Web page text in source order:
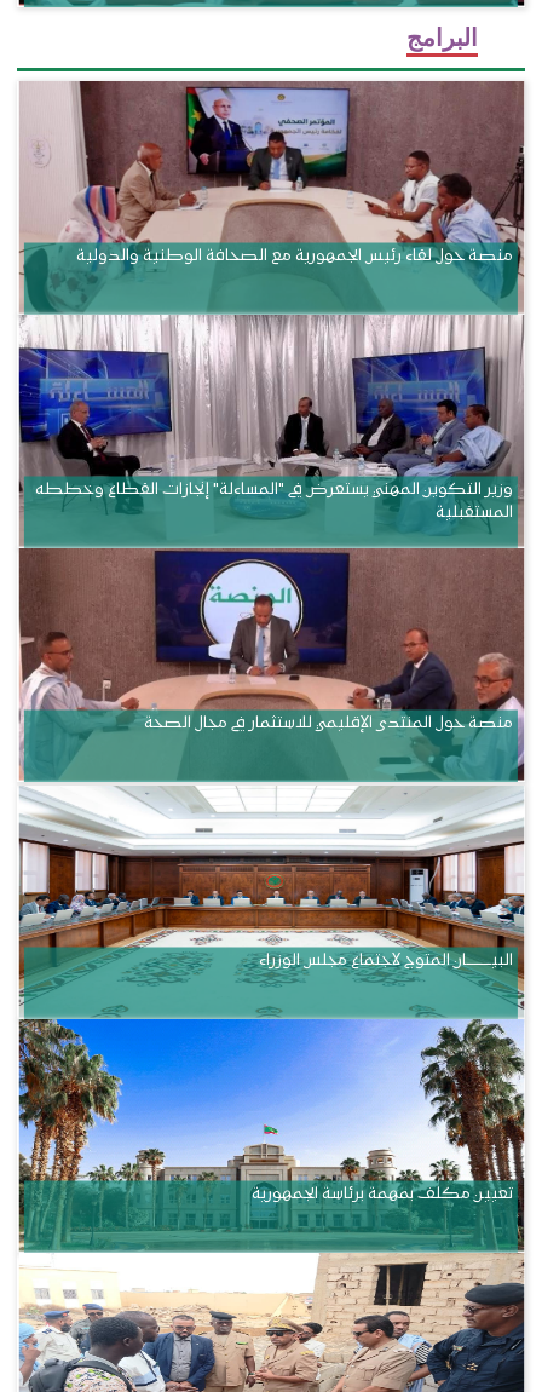
البرامج
منصة حول لقاء رئيس الجمهورية مع الصحافة الوطنية والدولية
وزير التكوين المهني يستعرض في "المساءلة" إنجازات القطاع وخططه
المستقبلية
منصة حول المنتدى الإقليمي للاستثمار في مجال الصحة
البيــــــــــان المتوج لاجتماع مجلس الوزراء
تعيين مكلف بمهمة برئاسة الجمهورية